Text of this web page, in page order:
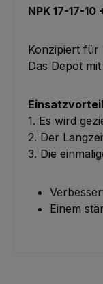
NPK 17-17-10
Konzipiert für
Das Depot
1. Es wird
2. Der
3. Die
Einem